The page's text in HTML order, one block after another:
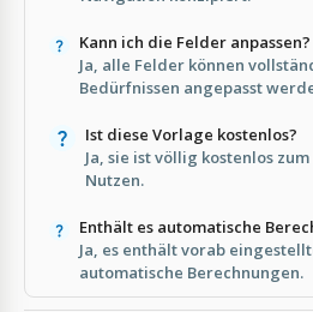
Kann ich die Felder anpassen?
Ja, alle Felder können
Bedürfnissen angepasst
Ist diese Vorlage kostenlos?
Ja, sie ist völlig kostenlos
Nutzen.
Enthält es automatische
Ja, es enthält vorab
automatische Berechnungen.